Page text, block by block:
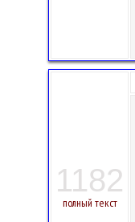
1182
полный текст